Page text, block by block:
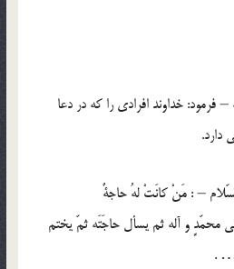
فرمود: خداوند افرادي را كه در دعا
دارد.
محمّدٍ و آله ثم يسأل حاجَتَه ثمّ يختم
… .